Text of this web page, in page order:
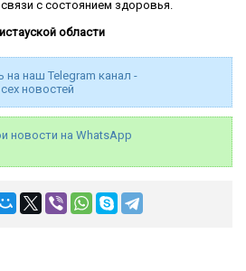
с состоянием здоровья.
области
на наш Telegram канал -
новостей
новости на WhatsApp